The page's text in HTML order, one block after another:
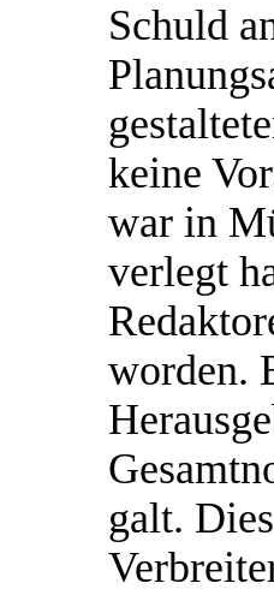
Schuld
keine
war in
verlegt
worden.
galt.